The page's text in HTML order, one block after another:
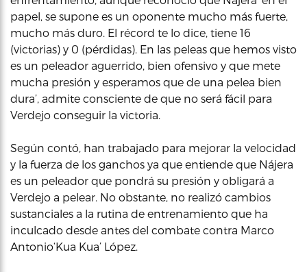
papel, se supone es un oponente mucho más fuerte,
mucho más duro. El récord te lo dice, tiene 16
(victorias) y 0 (pérdidas). En las peleas que hemos visto
es un peleador aguerrido, bien ofensivo y que mete
mucha presión y esperamos que de una pelea bien
dura’, admite consciente de que no será fácil para
Verdejo conseguir la victoria.
Según contó, han trabajado para mejorar la velocidad
y la fuerza de los ganchos ya que entiende que Nájera
es un peleador que pondrá su presión y obligará a
Verdejo a pelear. No obstante, no realizó cambios
sustanciales a la rutina de entrenamiento que ha
inculcado desde antes del combate contra Marco
Antonio‘Kua Kua’ López.